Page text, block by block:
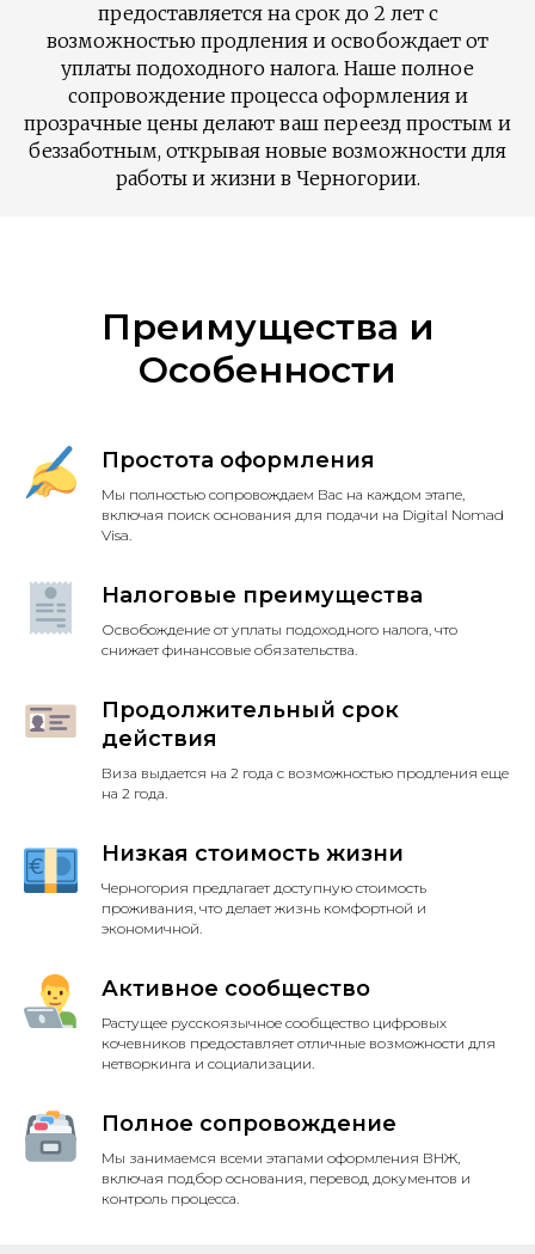
предоставляется на срок до 2 лет с
возможностью продления и освобождает от
уплаты подоходного налога. Наше полное
сопровождение процесса оформления и
прозрачные цены делают ваш переезд простым и
беззаботным, открывая новые возможности для
работы и жизни в Черногории.
Преимущества и
Особенности
Простота оформления
Мы полностью сопровождаем Вас на каждом этапе,
включая поиск основания для подачи на Digital Nomad
Visa.
Налоговые преимущества
Освобождение от уплаты подоходного налога, что
снижает финансовые обязательства.
Продолжительный срок
действия
Виза выдается на 2 года с возможностью продления еще
на 2 года.
Низкая стоимость жизни
Черногория предлагает доступную стоимость
проживания, что делает жизнь комфортной и
экономичной.
Активное сообщество
Растущее русскоязычное сообщество цифровых
кочевников предоставляет отличные возможности для
нетворкинга и социализации.
Полное сопровождение
Мы занимаемся всеми этапами оформления ВНЖ,
включая подбор основания, перевод документов и
контроль процесса.